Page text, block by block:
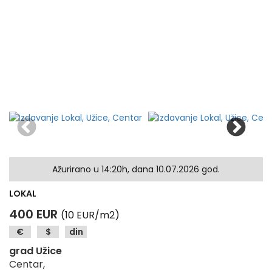
Ažurirano u 14:20h, dana 10.07.2026 god.
LOKAL
400 EUR (10 EUR/m2)
€ $ din
grad Užice
Centar,